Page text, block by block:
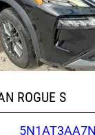
ROGUE S